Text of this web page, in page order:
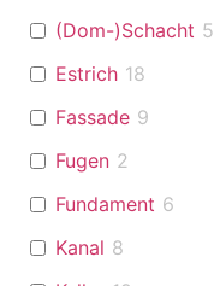
(Dom-)Schacht 5
Estrich 18
Fassade 9
Fugen 2
Fundament 6
Kanal 8